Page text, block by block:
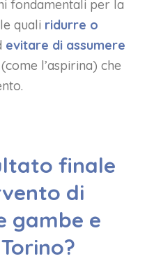
fondamentali per la
quali ridurre o
evitare di assumere
(come l’aspirina) che
finale
di
gambe e